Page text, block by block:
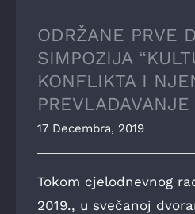
ODRŽANE PRVE
SIMPOZIJA
KONFLIKTA I
PREVLADAVANJE
17 Decembra, 2019
Tokom cjelodnevnog
2019., u svečanoj